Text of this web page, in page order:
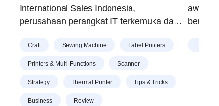
2023
International Sales Indonesia,
perusahaan perangkat IT terkemuka dari
Quality Award 2023’. Perusahaan yang
menjual produk-produk seperti printer,
dengan merek BROTHER ini mendapat
predikat Golden Total Service Quality
Craft Sewing Machine Label Printers
Printers & Multi-Functions Scanner
Strategy Thermal Printer Tips & Tricks
Business Review
awet,
Label